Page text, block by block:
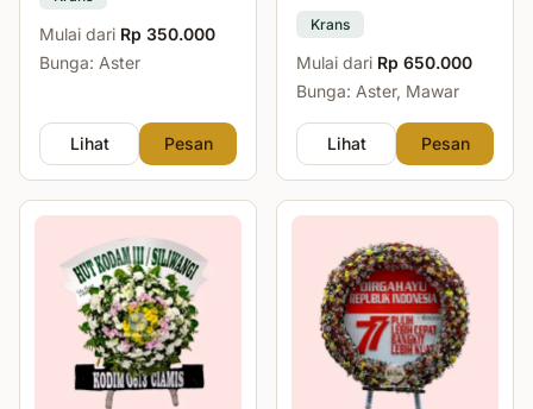
Mulai dari Rp 350.000
Bunga: Aster
Lihat Pesan
Krans
Mulai dari Rp 650.000
Bunga: Aster, Mawar
Lihat Pesan